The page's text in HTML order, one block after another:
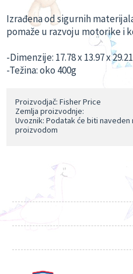
Izrađena od sigurnih
pomaže u razvoju motorike i
-Dimenzije: ‎17.78 x 13.97 x
-Težina: oko 400g
Proizvodjač: Fisher Price
Zemlja proizvodnje:
Uvoznik: Podatak će biti
proizvodom